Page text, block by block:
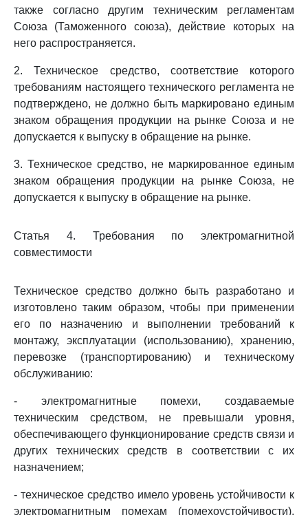
также согласно другим техническим регламентам
Союза (Таможенного союза), действие которых на
него распространяется.
2. Техническое средство, соответствие которого
требованиям настоящего технического регламента не
подтверждено, не должно быть маркировано единым
знаком обращения продукции на рынке Союза и не
допускается к выпуску в обращение на рынке.
3. Техническое средство, не маркированное единым
знаком обращения продукции на рынке Союза, не
допускается к выпуску в обращение на рынке.
Статья 4. Требования по электромагнитной
совместимости
Техническое средство должно быть разработано и
изготовлено таким образом, чтобы при применении
его по назначению и выполнении требований к
монтажу, эксплуатации (использованию), хранению,
перевозке (транспортированию) и техническому
обслуживанию:
- электромагнитные помехи, создаваемые
техническим средством, не превышали уровня,
обеспечивающего функционирование средств связи и
других технических средств в соответствии с их
назначением;
- техническое средство имело уровень устойчивости к
электромагнитным помехам (помехоустойчивости),